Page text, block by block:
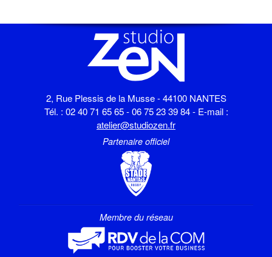
2, Rue Plessis de la Musse - 44100 NANTES
Tél. : 02 40 71 65 65 - 06 75 23 39 84 - E-mail :
atelier@studiozen.fr
Partenaire officiel
Membre du réseau